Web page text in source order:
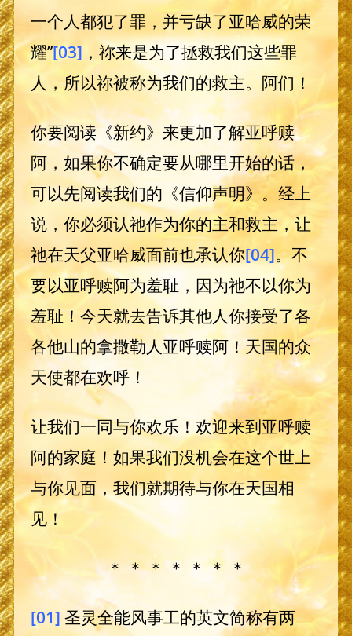
一个人都犯了罪，并亏缺了亚哈威的荣
耀”[03]，祢来是为了拯救我们这些罪
人，所以祢被称为我们的救主。阿们！
你要阅读《新约》来更加了解亚呼赎
阿，如果你不确定要从哪里开始的话，
可以先阅读我们的《信仰声明》。经上
说，你必须认祂作为你的主和救主，让
祂在天父亚哈威面前也承认你[04]。不
要以亚呼赎阿为羞耻，因为祂不以你为
羞耻！今天就去告诉其他人你接受了各
各他山的拿撒勒人亚呼赎阿！天国的众
天使都在欢呼！
让我们一同与你欢乐！欢迎来到亚呼赎
阿的家庭！如果我们没机会在这个世上
与你见面，我们就期待与你在天国相
见！
＊ ＊ ＊ ＊ ＊ ＊ ＊
[01] 圣灵全能风事工的英文简称有两